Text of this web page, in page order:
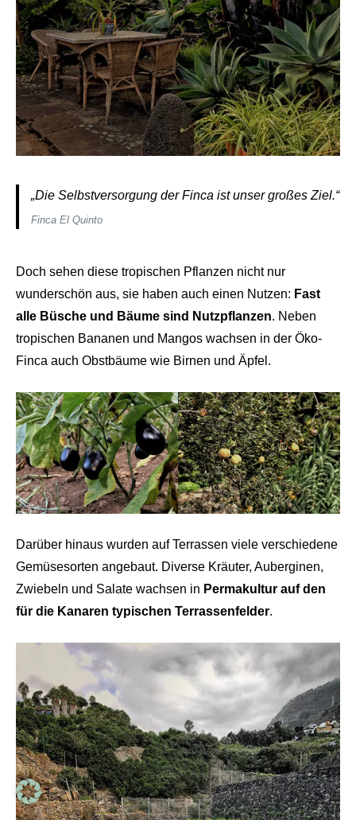
„Die Selbstversorgung der Finca ist unser großes Ziel.“
Finca El Quinto
Doch sehen diese tropischen Pflanzen nicht nur
wunderschön aus, sie haben auch einen Nutzen: Fast
alle Büsche und Bäume sind Nutzpflanzen. Neben
tropischen Bananen und Mangos wachsen in der Öko-
Finca auch Obstbäume wie Birnen und Äpfel.
Darüber hinaus wurden auf Terrassen viele verschiedene
Gemüsesorten angebaut. Diverse Kräuter, Auberginen,
Zwiebeln und Salate wachsen in Permakultur auf den
für die Kanaren typischen Terrassenfelder.